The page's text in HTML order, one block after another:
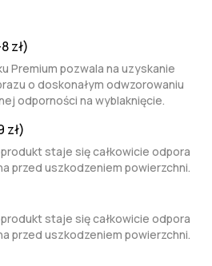
zł)
Premium pozwala na uzyskanie
o doskonałym odwzorowaniu
odporności na wyblaknięcie.
zł)
staje się całkowicie odpora
przed uszkodzeniem powierzchni.
staje się całkowicie odpora
przed uszkodzeniem powierzchni.